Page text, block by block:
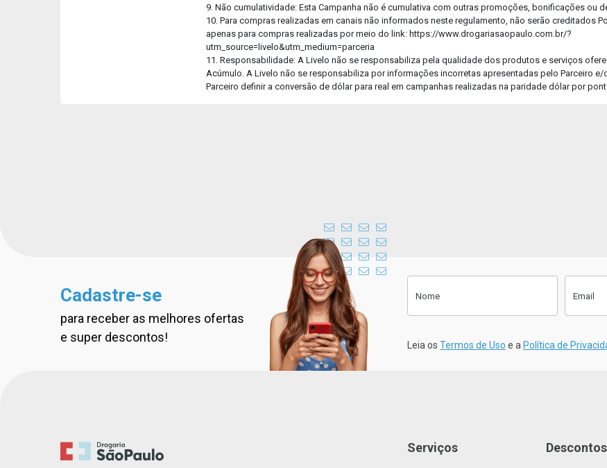
9. Não cumulatividade: Esta Campanha não é cumulativa com outras promoções, bonificações ou
10. Para compras realizadas em canais não informados neste regulamento, não serão creditados
apenas para compras realizadas por meio do link: https://www.drogariasaopaulo.com.br/?
utm_source=livelo&utm_medium=parceria
11. Responsabilidade: A Livelo não se responsabiliza pela qualidade dos produtos e serviços
Acúmulo. A Livelo não se responsabiliza por informações incorretas apresentadas pelo Parceiro e/
Parceiro definir a conversão de dólar para real em campanhas realizadas na paridade dólar por
Cadastre-se na nossa newsletter
Cadastre-se
para receber as melhores ofertas
e super descontos!
Nome Email
Leia os Termos de Uso e a Política de
Serviços Descontos
Faça a foto da receita ou anexe um
arquivo para enviar sua receita.
75% do fluxo concluído.
Instruções para envio do arquivo
Anexe a sua Receita
Clique aqui para fazer o Upload da